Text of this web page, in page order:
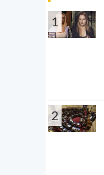
1
2